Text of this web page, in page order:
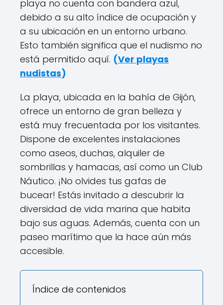
playa no cuenta con bandera azul,
debido a su alto índice de ocupación y
a su ubicación en un entorno urbano.
Esto también significa que el nudismo no
está permitido aquí. (Ver playas
nudistas)
La playa, ubicada en la bahía de Gijón,
ofrece un entorno de gran belleza y
está muy frecuentada por los visitantes.
Dispone de excelentes instalaciones
como aseos, duchas, alquiler de
sombrillas y hamacas, así como un Club
Náutico. ¡No olvides tus gafas de
bucear! Estás invitado a descubrir la
diversidad de vida marina que habita
bajo sus aguas. Además, cuenta con un
paseo marítimo que la hace aún más
accesible.
Índice de contenidos